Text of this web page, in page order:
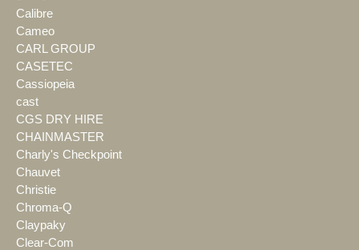
Calibre
Cameo
CARL GROUP
CASETEC
Cassiopeia
cast
CGS DRY HIRE
CHAINMASTER
Charly's Checkpoint
Chauvet
Christie
Chroma-Q
Claypaky
Clear-Com